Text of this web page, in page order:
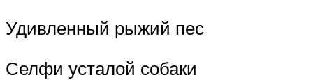
Удивленный рыжий пес
Селфи усталой собаки